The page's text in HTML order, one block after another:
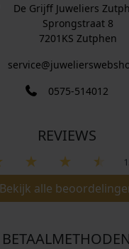
De Grijff Juweliers
Sprongstraat 8
7201KS Zutphen
0575-514012
REVIEWS
Bekijk alle
BETAALMETHODEN